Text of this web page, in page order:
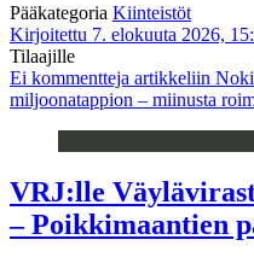
Pääkategoria Kiinteistöt
Kirjoitettu 7. elokuuta 2026,
Tilaajille
Ei kommentteja artikkeliin
miljoonatappion – miinusta
VRJ:lle
– Poikkimaantien